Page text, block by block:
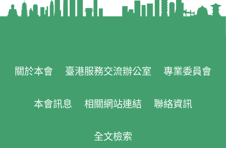
關於本會 臺港服務交流辦公室 專業委員會
本會訊息 相關網站連結 聯絡資訊
全文檢索